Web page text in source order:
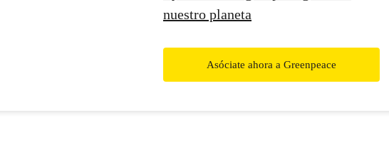
nuestro planeta
Asóciate ahora a Greenpeace